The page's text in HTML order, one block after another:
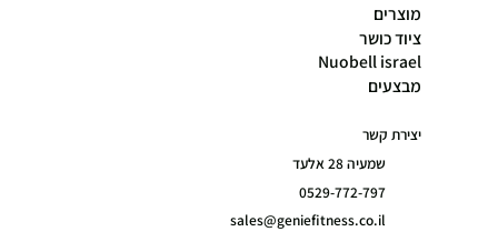
מוצרים
ציוד כושר
Nuobell israel
מבצעים
יצירת קשר
שמעיה 28 אלעד
0529-772-797
sales@geniefitness.co.il